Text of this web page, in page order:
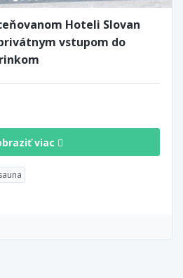
Hoteli Slovan
vstupom do
viac